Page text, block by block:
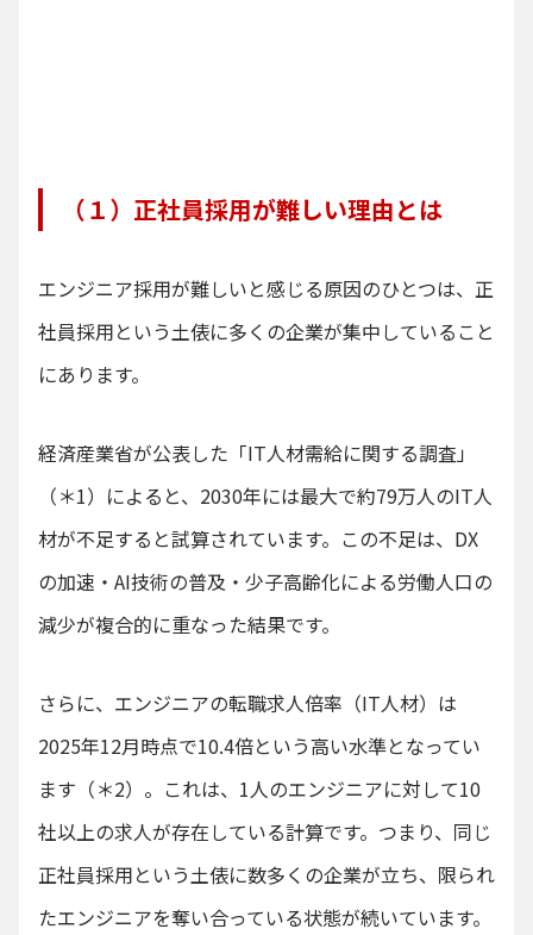
（１）正社員採用が難しい理由とは
エンジニア採用が難しいと感じる原因のひとつは、正
社員採用という土俵に多くの企業が集中していること
にあります。
経済産業省が公表した「IT人材需給に関する調査」
（＊1）によると、2030年には最大で約79万人のIT人
材が不足すると試算されています。この不足は、DX
の加速・AI技術の普及・少子高齢化による労働人口の
減少が複合的に重なった結果です。
さらに、エンジニアの転職求人倍率（IT人材）は
2025年12月時点で10.4倍という高い水準となってい
ます（＊2）。これは、1人のエンジニアに対して10
社以上の求人が存在している計算です。つまり、同じ
正社員採用という土俵に数多くの企業が立ち、限られ
たエンジニアを奪い合っている状態が続いています。